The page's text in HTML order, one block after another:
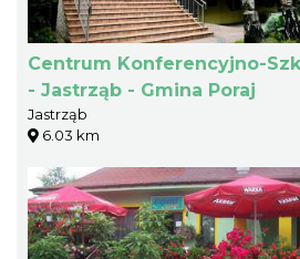
Centrum Konferencyjno-
- Jastrząb - Gmina Poraj
Jastrząb
6.03 km